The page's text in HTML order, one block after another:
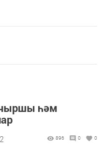
һәм
896 0 0